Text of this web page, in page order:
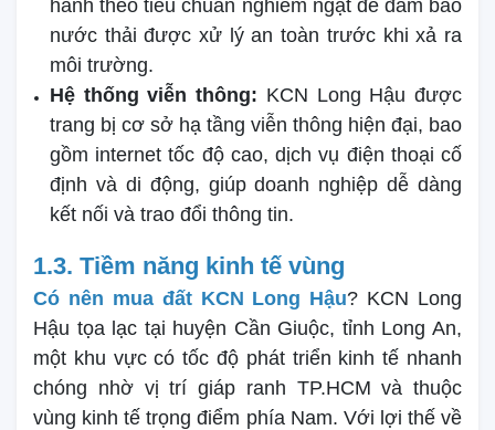
hành theo tiêu chuẩn nghiêm ngặt để đảm bảo
nước thải được xử lý an toàn trước khi xả ra
môi trường.
Hệ thống viễn thông: KCN Long Hậu được
trang bị cơ sở hạ tầng viễn thông hiện đại, bao
gồm internet tốc độ cao, dịch vụ điện thoại cố
định và di động, giúp doanh nghiệp dễ dàng
kết nối và trao đổi thông tin.
1.3. Tiềm năng kinh tế vùng
Có nên mua đất KCN Long Hậu? KCN Long
Hậu tọa lạc tại huyện Cần Giuộc, tỉnh Long An,
một khu vực có tốc độ phát triển kinh tế nhanh
chóng nhờ vị trí giáp ranh TP.HCM và thuộc
vùng kinh tế trọng điểm phía Nam. Với lợi thế về